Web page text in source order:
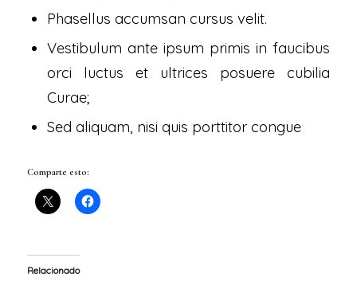
Phasellus accumsan cursus velit.
Vestibulum ante ipsum primis in faucibus
orci luctus et ultrices posuere cubilia
Curae;
Sed aliquam, nisi quis porttitor congue
Comparte esto:
Relacionado